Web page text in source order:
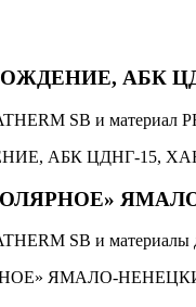
АБК
SB и материал
SB и